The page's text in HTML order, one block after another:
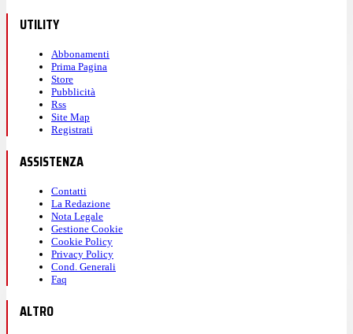
UTILITY
Abbonamenti
Prima Pagina
Store
Pubblicità
Rss
Site Map
Registrati
ASSISTENZA
Contatti
La Redazione
Nota Legale
Gestione Cookie
Cookie Policy
Privacy Policy
Cond. Generali
Faq
ALTRO